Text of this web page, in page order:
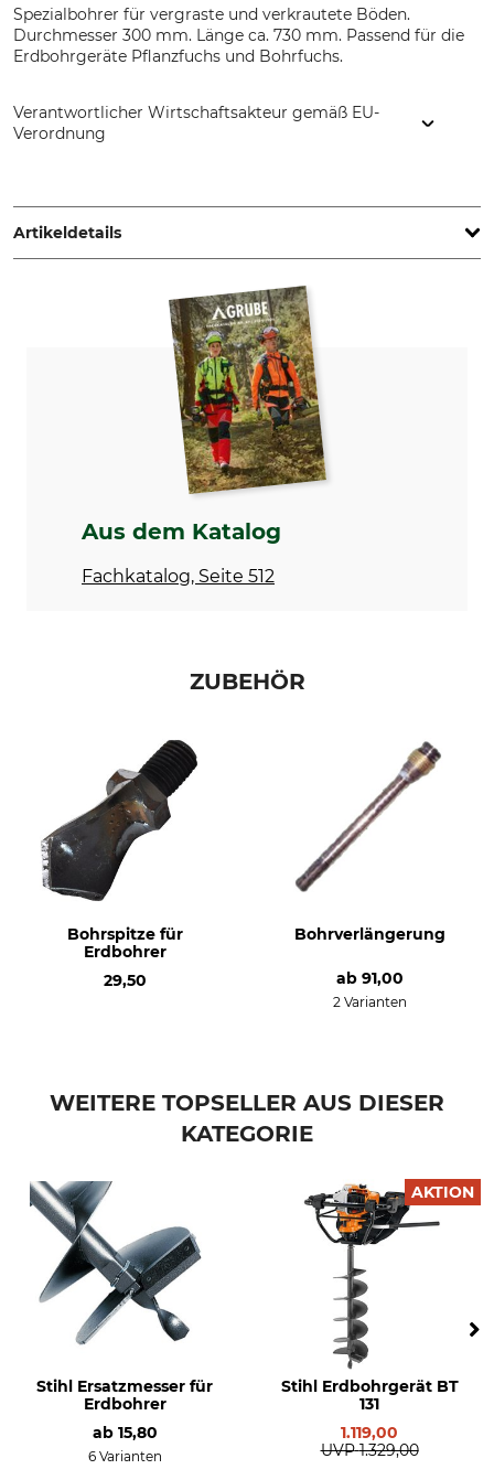
Spezialbohrer für vergraste und verkrautete Böden.
Durchmesser 300 mm. Länge ca. 730 mm. Passend für die
Erdbohrgeräte Pflanzfuchs und Bohrfuchs.
Verantwortlicher Wirtschaftsakteur gemäß EU-
Verordnung
www.pflanzfuchs.de
Artikeldetails
Modellbezeichnung
300 x 730 mm
Länge
730 mm
Gewicht
5,7 kg
Aus dem Katalog
Fachkatalog, Seite 512
ZUBEHÖR
Bohrspitze für
Erdbohrer
29,50
Bohrverlängerung
ab 91,00
2 Varianten
WEITERE TOPSELLER AUS DIESER
KATEGORIE
Stihl Ersatzmesser für
Erdbohrer
ab 15,80
6 Varianten
AKTION
Stihl Erdbohrgerät BT
131
1.119,00
UVP 1.329,00